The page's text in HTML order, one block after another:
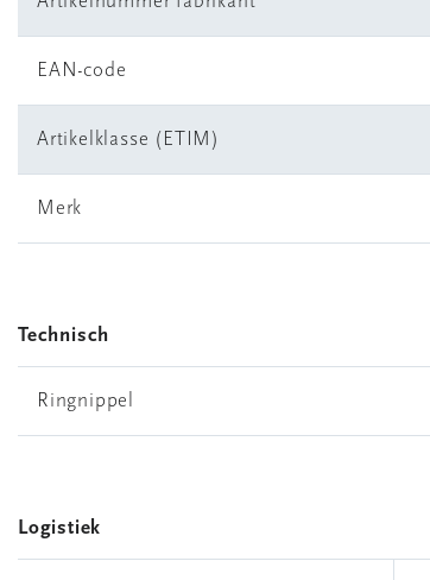
EAN-code
Artikelklasse (ETIM)
Merk
Technisch
Ringnippel
Logistiek